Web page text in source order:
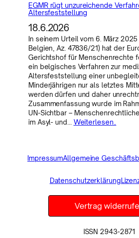
EGMR rügt unzureichende
Altersfeststellung
18.6.2026
In seinem Urteil vom 6. März 2025
Belgien, Az. 47836/21) hat der
Gerichtshof für Menschenrechte
ein belgisches Verfahren zur
Altersfeststellung einer
Minderjährigen nur als letztes
werden dürfen und daher
Zusammenfassung wurde im
UN-Sichtbar –
im Asyl- und… Weiterlesen..
ImpressumAllgemeine
Datenschutzerklärung
Vertrag
ISSN 2943-2871